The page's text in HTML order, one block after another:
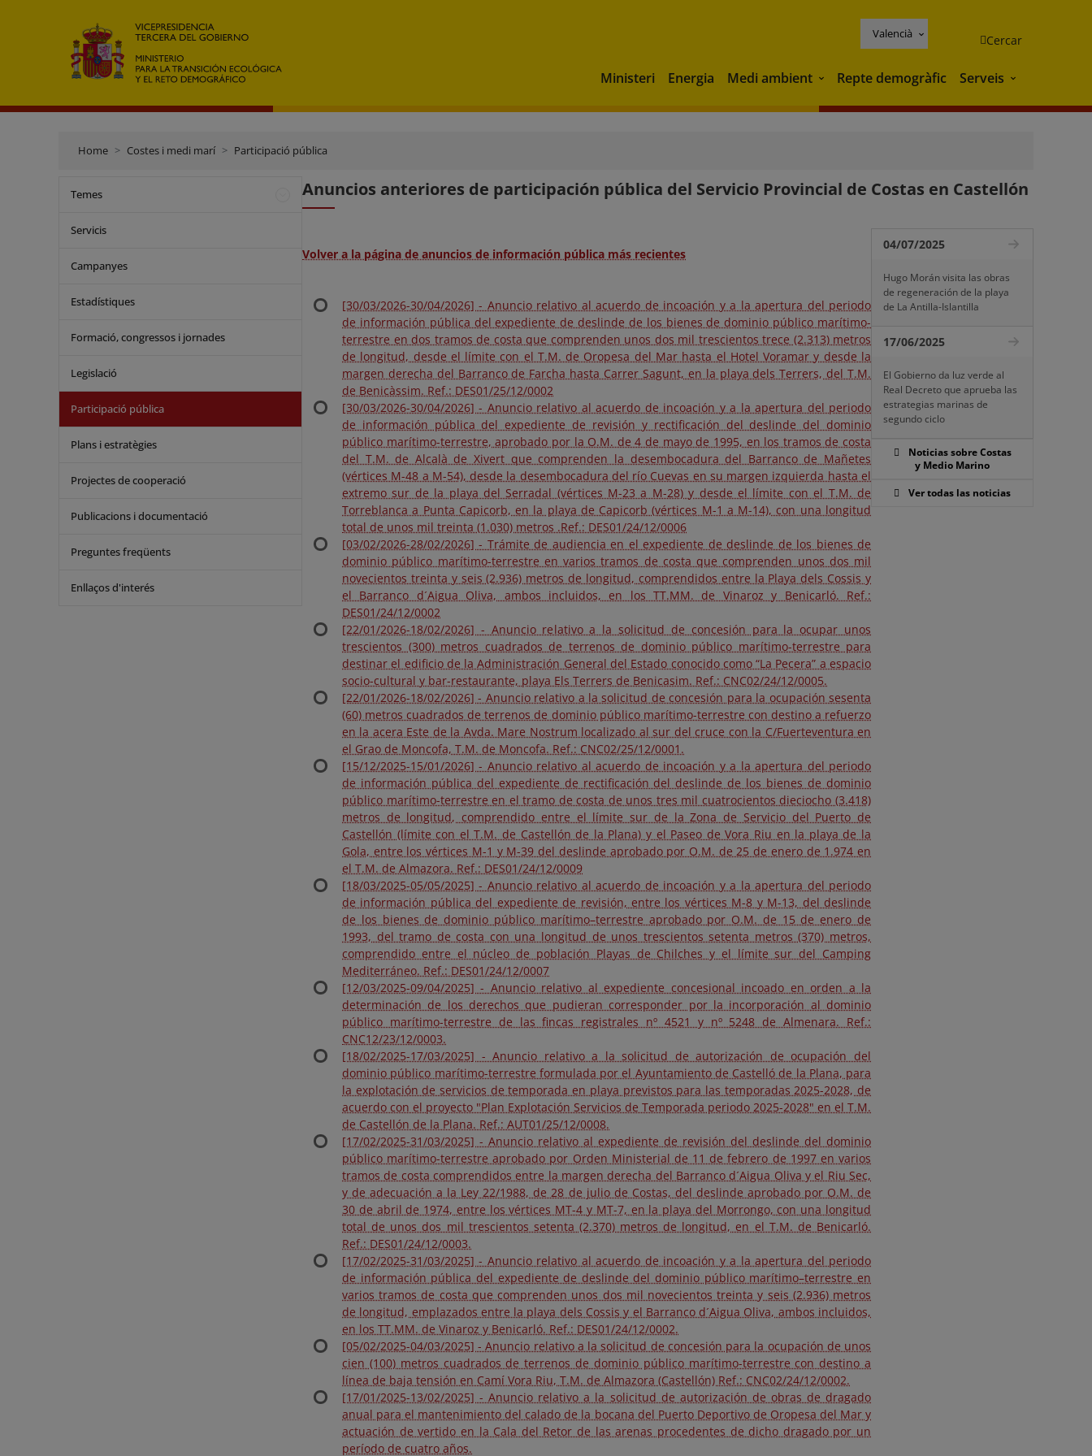
Valencià Cercar
Ministeri Energia Medi ambient Medi ambient
Repte demogràfic Serveis Serveis
Home Costes i medi marí Participació pública
Temes
Servicis
Campanyes
Estadístiques
Formació, congressos i jornades
Legislació
Participació pública
Plans i estratègies
Projectes de cooperació
Publicacions i documentació
Preguntes freqüents
Enllaços d'interés
Anuncios anteriores de participación pública del Servicio Provincial de Costas en Castellón
Volver a la página de anuncios de información pública más recientes
[30/03/2026-30/04/2026] - Anuncio relativo al acuerdo de incoación y a la apertura del periodo
de información pública del expediente de deslinde de los bienes de dominio público marítimo-
terrestre en dos tramos de costa que comprenden unos dos mil trescientos trece (2.313) metros
de longitud, desde el límite con el T.M. de Oropesa del Mar hasta el Hotel Voramar y desde la
margen derecha del Barranco de Farcha hasta Carrer Sagunt, en la playa dels Terrers, del T.M.
de Benicàssim. Ref.: DES01/25/12/0002
[30/03/2026-30/04/2026] - Anuncio relativo al acuerdo de incoación y a la apertura del periodo
de información pública del expediente de revisión y rectificación del deslinde del dominio
público marítimo-terrestre, aprobado por la O.M. de 4 de mayo de 1995, en los tramos de costa
del T.M. de Alcalà de Xivert que comprenden la desembocadura del Barranco de Mañetes
(vértices M-48 a M-54), desde la desembocadura del río Cuevas en su margen izquierda hasta el
extremo sur de la playa del Serradal (vértices M-23 a M-28) y desde el límite con el T.M. de
Torreblanca a Punta Capicorb, en la playa de Capicorb (vértices M-1 a M-14), con una longitud
total de unos mil treinta (1.030) metros .Ref.: DES01/24/12/0006
[03/02/2026-28/02/2026] - Trámite de audiencia en el expediente de deslinde de los bienes de
dominio público marítimo-terrestre en varios tramos de costa que comprenden unos dos mil
novecientos treinta y seis (2.936) metros de longitud, comprendidos entre la Playa dels Cossis y
el Barranco d´Aigua Oliva, ambos incluidos, en los TT.MM. de Vinaroz y Benicarló. Ref.:
DES01/24/12/0002
[22/01/2026-18/02/2026] - Anuncio relativo a la solicitud de concesión para la ocupar unos
trescientos (300) metros cuadrados de terrenos de dominio público marítimo-terrestre para
destinar el edificio de la Administración General del Estado conocido como “La Pecera” a espacio
socio-cultural y bar-restaurante, playa Els Terrers de Benicasim. Ref.: CNC02/24/12/0005.
[22/01/2026-18/02/2026] - Anuncio relativo a la solicitud de concesión para la ocupación sesenta
(60) metros cuadrados de terrenos de dominio público marítimo-terrestre con destino a refuerzo
en la acera Este de la Avda. Mare Nostrum localizado al sur del cruce con la C/Fuerteventura en
el Grao de Moncofa, T.M. de Moncofa. Ref.: CNC02/25/12/0001.
[15/12/2025-15/01/2026] - Anuncio relativo al acuerdo de incoación y a la apertura del periodo
de información pública del expediente de rectificación del deslinde de los bienes de dominio
público marítimo-terrestre en el tramo de costa de unos tres mil cuatrocientos dieciocho (3.418)
metros de longitud, comprendido entre el límite sur de la Zona de Servicio del Puerto de
Castellón (límite con el T.M. de Castellón de la Plana) y el Paseo de Vora Riu en la playa de la
Gola, entre los vértices M-1 y M-39 del deslinde aprobado por O.M. de 25 de enero de 1.974 en
el T.M. de Almazora. Ref.: DES01/24/12/0009
[18/03/2025-05/05/2025] - Anuncio relativo al acuerdo de incoación y a la apertura del periodo
de información pública del expediente de revisión, entre los vértices M-8 y M-13, del deslinde
de los bienes de dominio público marítimo–terrestre aprobado por O.M. de 15 de enero de
1993, del tramo de costa con una longitud de unos trescientos setenta metros (370) metros,
comprendido entre el núcleo de población Playas de Chilches y el límite sur del Camping
Mediterráneo. Ref.: DES01/24/12/0007
[12/03/2025-09/04/2025] - Anuncio relativo al expediente concesional incoado en orden a la
determinación de los derechos que pudieran corresponder por la incorporación al dominio
público marítimo-terrestre de las fincas registrales nº 4521 y nº 5248 de Almenara. Ref.:
CNC12/23/12/0003.
[18/02/2025-17/03/2025] - Anuncio relativo a la solicitud de autorización de ocupación del
dominio público marítimo-terrestre formulada por el Ayuntamiento de Castelló de la Plana, para
la explotación de servicios de temporada en playa previstos para las temporadas 2025-2028, de
acuerdo con el proyecto "Plan Explotación Servicios de Temporada periodo 2025-2028" en el T.M.
de Castellón de la Plana. Ref.: AUT01/25/12/0008.
[17/02/2025-31/03/2025] - Anuncio relativo al expediente de revisión del deslinde del dominio
público marítimo-terrestre aprobado por Orden Ministerial de 11 de febrero de 1997 en varios
tramos de costa comprendidos entre la margen derecha del Barranco d´Aigua Oliva y el Riu Sec,
y de adecuación a la Ley 22/1988, de 28 de julio de Costas, del deslinde aprobado por O.M. de
30 de abril de 1974, entre los vértices MT-4 y MT-7, en la playa del Morrongo, con una longitud
total de unos dos mil trescientos setenta (2.370) metros de longitud, en el T.M. de Benicarló.
Ref.: DES01/24/12/0003.
[17/02/2025-31/03/2025] - Anuncio relativo al acuerdo de incoación y a la apertura del periodo
de información pública del expediente de deslinde del dominio público marítimo–terrestre en
varios tramos de costa que comprenden unos dos mil novecientos treinta y seis (2.936) metros
de longitud, emplazados entre la playa dels Cossis y el Barranco d´Aigua Oliva, ambos incluidos,
en los TT.MM. de Vinaroz y Benicarló. Ref.: DES01/24/12/0002.
[05/02/2025-04/03/2025] - Anuncio relativo a la solicitud de concesión para la ocupación de unos
cien (100) metros cuadrados de terrenos de dominio público marítimo-terrestre con destino a
línea de baja tensión en Camí Vora Riu, T.M. de Almazora (Castellón) Ref.: CNC02/24/12/0002.
[17/01/2025-13/02/2025] - Anuncio relativo a la solicitud de autorización de obras de dragado
anual para el mantenimiento del calado de la bocana del Puerto Deportivo de Oropesa del Mar y
actuación de vertido en la Cala del Retor de las arenas procedentes de dicho dragado por un
período de cuatro años.
04/07/2025
Hugo Morán visita las obras
de regeneración de la playa
de La Antilla-Islantilla
17/06/2025
El Gobierno da luz verde al
Real Decreto que aprueba las
estrategias marinas de
segundo ciclo
Noticias sobre Costas
y Medio Marino
Ver todas las noticias